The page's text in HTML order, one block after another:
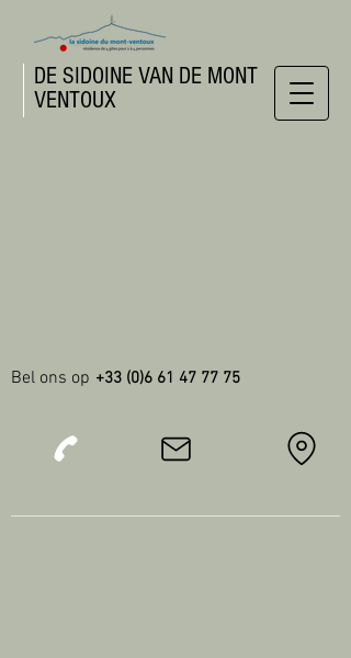
DE SIDOINE VAN DE MONT
VENTOUX
Bel ons op +33 (0)6 61 47 77 75